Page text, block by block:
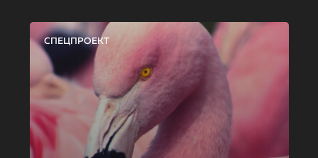
СПЕЦПРОЕКТ